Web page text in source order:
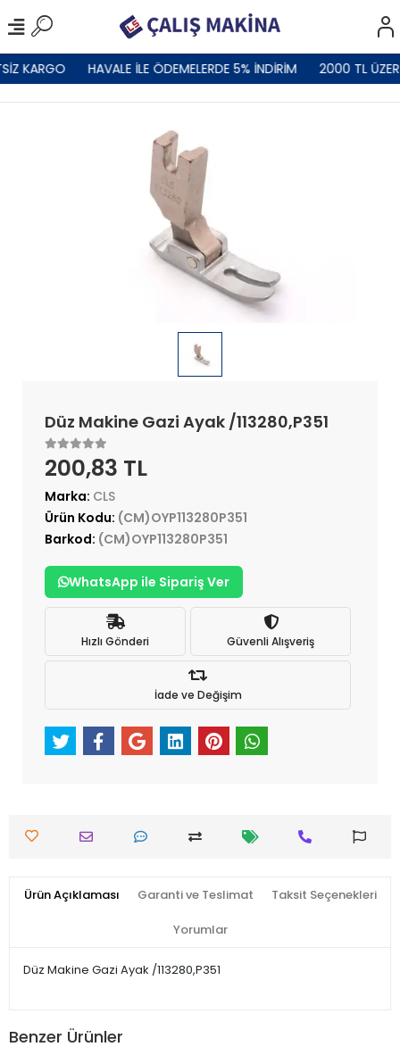
KARGO HAVALE İLE ÖDEMELERDE 5% İNDİRİM 2000 TL
Düz Makine Gazi Ayak /113280,P351
200,83 TL
Marka: CLS
Ürün Kodu: (CM)OYP113280P351
Barkod: (CM)OYP113280P351
WhatsApp ile Sipariş Ver
Hızlı Gönderi Güvenli Alışveriş
İade ve Değişim
Ürün Açıklaması Garanti ve Teslimat Taksit Seçenekleri
Yorumlar
Düz Makine Gazi Ayak /113280,P351
Benzer Ürünler